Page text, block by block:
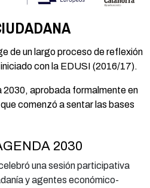
de un largo proceso de reflexión
con la EDUSI (2016/17).
2030, aprobada formalmente en
comenzó a sentar las bases
2030
una sesión participativa
y agentes económico-